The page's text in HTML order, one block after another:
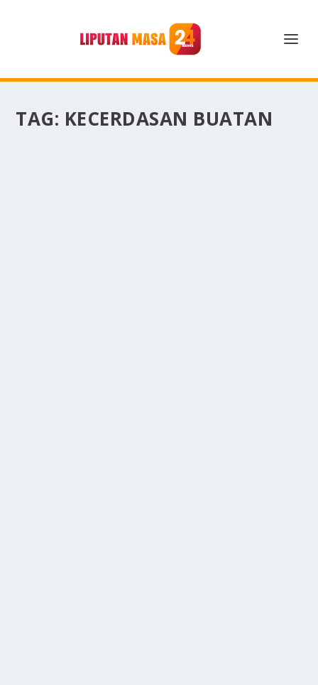
TAG: KECERDASAN BUATAN